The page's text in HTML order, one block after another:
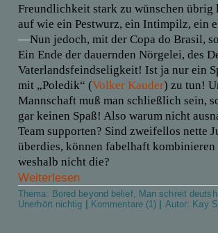
Freundlichkeit stark zu wünschen
auf wie ein Pestwurz, ein Intimpilz, ein
—Nun jedoch, mit der Copa do Brasil,
Ein Ende der dauernden Nörgelei, des
Vaterlandsfeindseligkeit! Ist ja nur ein
mit „Poledik“ (Volker Kauder) zu tun!
Mannschaft muß man schließlich sein,
gar keinen Spaß! Also warum nicht
Team supporten? Sind zweifellos nette
überdies, können fabelhaft
weshalb nicht die?
Weiterlesen
Thema: Bored beyond belief, Man schreit deutsh
Unerhört nichtig
Kommentare (1) Autor: Kay